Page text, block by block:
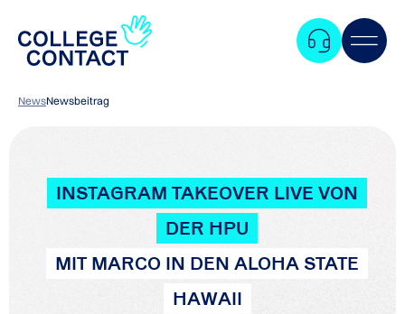
NewsNewsbeitrag
INSTAGRAM TAKEOVER LIVE VON
DER HPU
MIT MARCO IN DEN ALOHA STATE
HAWAII